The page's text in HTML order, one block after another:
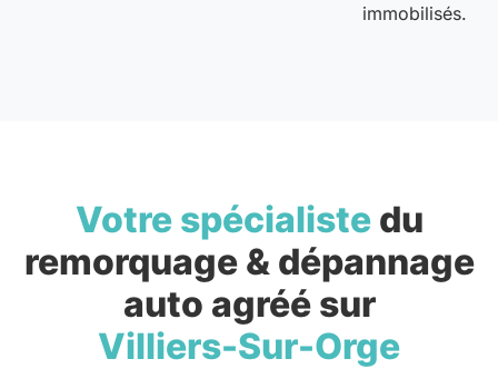
immobilisés.
Votre spécialistedu
remorquage & dépannage
auto agréé sur
Villiers-Sur-Orge